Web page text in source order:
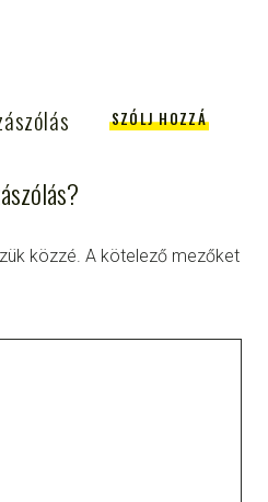
SZÓLJ HOZZÁ
közzé. A kötelező mezőket